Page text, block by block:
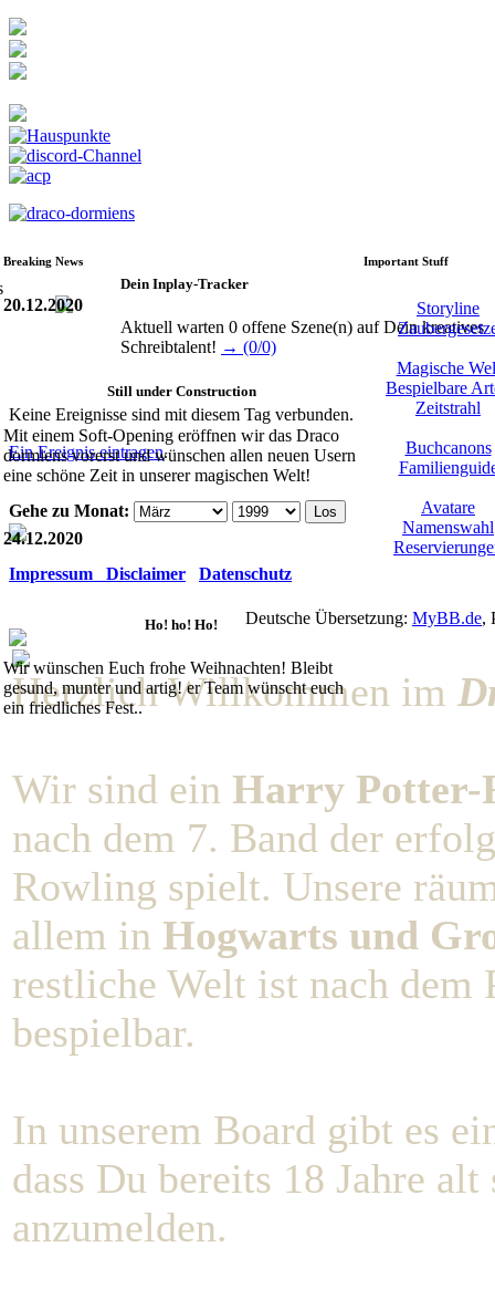
Breaking News
20.12.2020
Still under Construction
Mit einem Soft-Opening eröffnen wir das Draco
dormiens vorerst und wünschen allen neuen Usern
eine schöne Zeit in unserer magischen Welt!
24.12.2020
Ho! ho! Ho!
Wir wünschen Euch frohe Weihnachten! Bleibt
gesund, munter und artig! er Team wünscht euch
ein friedliches Fest..
Important Stuff
Storyline
Magische
Bespielbare
Zeitstrahl
Buchcanons
Avatare
Namenswahl
Dein Inplay-Tracker
Aktuell warten 0 offene Szene(n) auf Dein kreatives
Schreibtalent! → (0/0)
Keine Ereignisse sind mit diesem Tag verbunden.
Ein Ereignis eintragen.
Gehe zu Monat:
Impressum Disclaimer Datenschutz
Deutsche Übersetzung: MyBB.de,
Herzlich Willkommen im
Wir sind ein Harry Potter-
nach dem 7. Band der
Rowling spielt. Unsere
allem in Hogwarts und
restliche Welt ist nach
bespielbar.
In unserem Board gibt es
dass Du bereits 18 Jahre
anzumelden.